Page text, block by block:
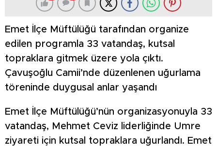
Emet İlçe Müftülüğü tarafından organize
edilen programla 33 vatandaş, kutsal
topraklara gitmek üzere yola çıktı.
Çavuşoğlu Camii’nde düzenlenen uğurlama
töreninde duygusal anlar yaşandı
Emet İlçe Müftülüğü’nün organizasyonuyla 33
vatandaş, Mehmet Ceviz liderliğinde Umre
ziyareti için kutsal topraklara uğurlandı. Emet